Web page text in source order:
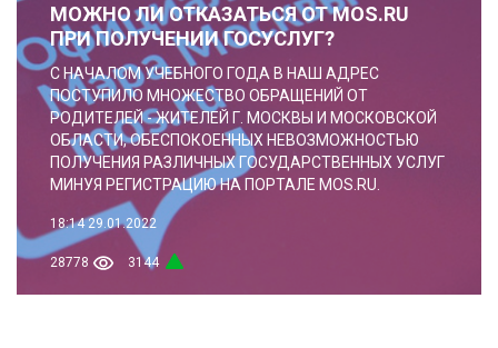
МОЖНО ЛИ ОТКАЗАТЬСЯ ОТ MOS.RU
ПРИ ПОЛУЧЕНИИ ГОСУСЛУГ?
С НАЧАЛОМ УЧЕБНОГО ГОДА В НАШ АДРЕС
ПОСТУПИЛО МНОЖЕСТВО ОБРАЩЕНИЙ ОТ
РОДИТЕЛЕЙ - ЖИТЕЛЕЙ Г. МОСКВЫ И МОСКОВСКОЙ
ОБЛАСТИ, ОБЕСПОКОЕННЫХ НЕВОЗМОЖНОСТЬЮ
ПОЛУЧЕНИЯ РАЗЛИЧНЫХ ГОСУДАРСТВЕННЫХ УСЛУГ
МИНУЯ РЕГИСТРАЦИЮ НА ПОРТАЛЕ MOS.RU.
18:14 29.01.2022
28778 3144